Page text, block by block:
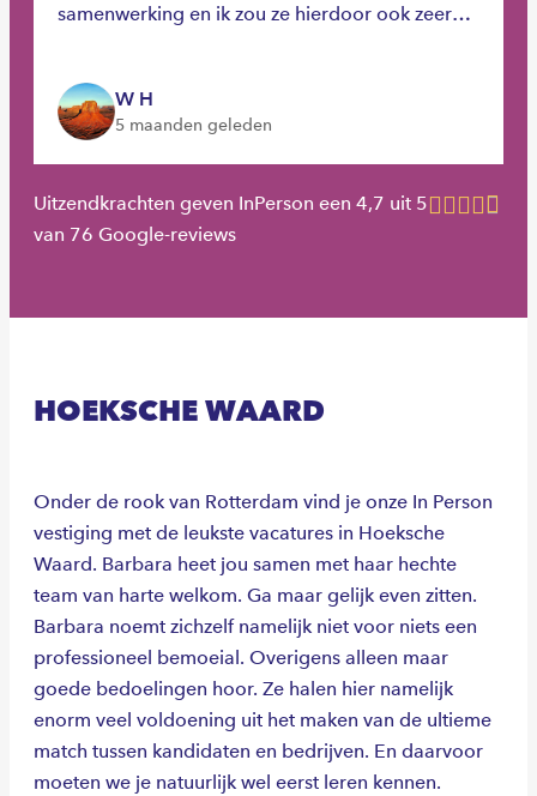
samenwerking en ik zou ze hierdoor ook zeer
Bedankt dames!!
W H
5 maanden geleden
Uitzendkrachten geven InPerson een 4,7 uit 5
van 76 Google-reviews
HOEKSCHE WAARD
Onder de rook van Rotterdam vind je onze In Person
vestiging met de leukste vacatures in Hoeksche
Waard. Barbara heet jou samen met haar hechte
team van harte welkom. Ga maar gelijk even zitten.
Barbara noemt zichzelf namelijk niet voor niets een
professioneel bemoeial. Overigens alleen maar
goede bedoelingen hoor. Ze halen hier namelijk
enorm veel voldoening uit het maken van de ultieme
match tussen kandidaten en bedrijven. En daarvoor
moeten we je natuurlijk wel eerst leren kennen.